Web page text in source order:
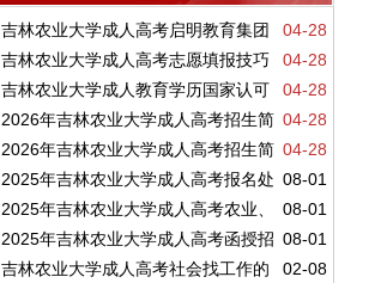
04-28
吉林农业大学成人高考启明教育集团
浩普学校教学点介绍
04-28
吉林农业大学成人高考志愿填报技巧
与专业选择建议
04-28
吉林农业大学成人教育学历国家认可
吗？官方解答
04-28
2026年吉林农业大学成人高考招生简
章【最新发布】
04-28
2026年吉林农业大学成人高考招生简
章【最新发布】
08-01
2025年吉林农业大学成人高考报名处
08-01
2025年吉林农业大学成人高考农业、
动物医学专业招生简章
08-01
2025年吉林农业大学成人高考函授招
生简章
02-08
吉林农业大学成人高考社会找工作的